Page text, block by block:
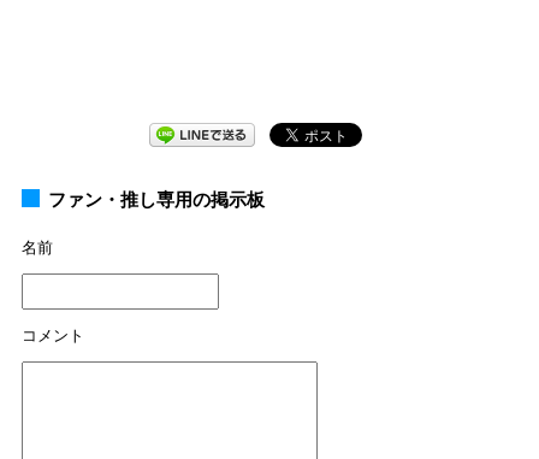
ファン・推し専用の掲示板
名前
コメント